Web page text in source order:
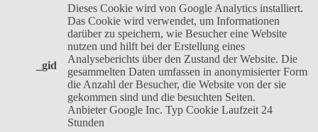
_gid
Dieses Cookie wird von Google Analytics installiert.
Das Cookie wird verwendet, um Informationen
darüber zu speichern, wie Besucher eine Website
nutzen und hilft bei der Erstellung eines
Analyseberichts über den Zustand der Website. Die
gesammelten Daten umfassen in anonymisierter Form
die Anzahl der Besucher, die Website von der sie
gekommen sind und die besuchten Seiten.
Anbieter Google Inc. Typ Cookie Laufzeit 24
Stunden